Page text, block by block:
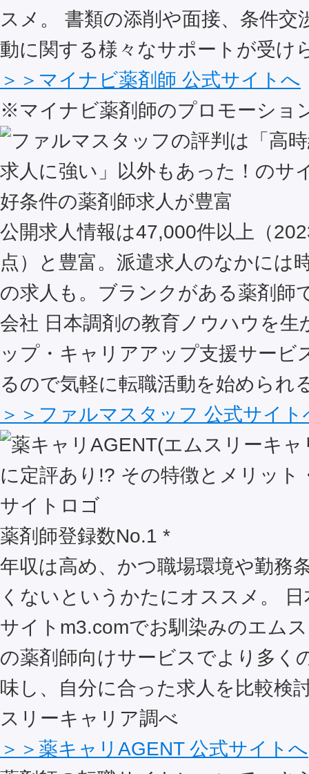
スメ。 書類の添削や面接、条件交
動に関する様々なサポートが受け
＞＞マイナビ薬剤師 公式サイトへ
※マイナビ薬剤師のプロモーショ
好条件の薬剤師求人が豊富
公開求人情報は47,000件以上（
点）と豊富。派遣求人のなかには
の求人も。ブランクがある薬剤師
会社 日本調剤の教育ノウハウを生
ップ・キャリアアップ支援サービ
るので気軽に転職活動を始められ
＞＞ファルマスタッフ 公式サイト
薬剤師登録数No.1 *
年収は高め、かつ職場環境や勤務
くないというかたにオススメ。
サイトm3.comでお馴染みのエム
の薬剤師向けサービスでより多く
味し、自分に合った求人を比較検
スリーキャリア調べ
＞＞薬キャリAGENT 公式サイトへ